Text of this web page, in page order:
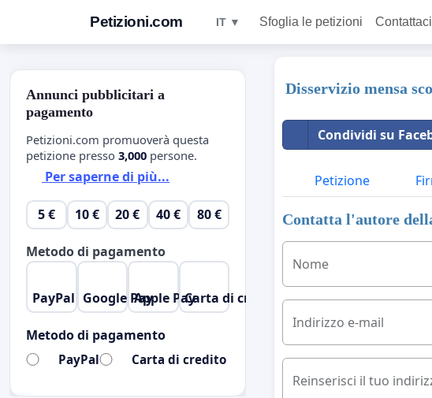
Petizioni.com IT ▼ Sfoglia le petizioni Contattaci
Disservizio mensa
Condividi su
Petizione
Contatta l'autore
Nome
Indirizzo e-mail
Reinserisci il tuo
Annunci pubblicitari a
pagamento
Petizioni.com promuoverà questa
petizione presso 3,000 persone.
Per saperne di più...
5 € 10 € 20 € 40 € 80 €
Metodo di pagamento
PayPal Google PayApple PayCarta di credito
Metodo di pagamento
PayPal Carta di credito